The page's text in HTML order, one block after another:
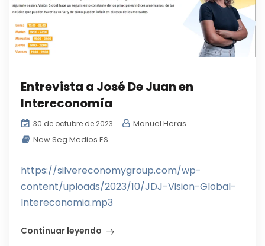
Entrevista a José De Juan en
Intereconomía
30 de octubre de 2023
Manuel Heras
New Seg Medios ES
https://silvereconomygroup.com/wp-
content/uploads/2023/10/JDJ-Vision-Global-
Intereconomia.mp3
Continuar leyendo